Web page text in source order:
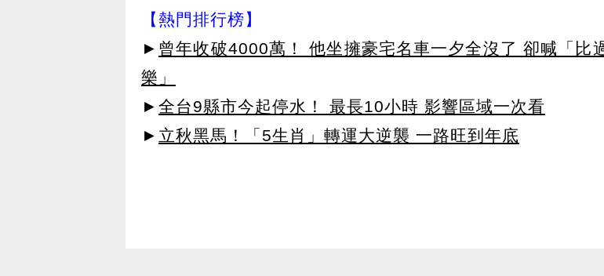
【熱門排行榜】
► 曾年收破4000萬！ 他坐擁豪宅名車一夕全沒了 卻喊「比
樂」
► 全台9縣市今起停水！ 最長10小時 影響區域一次看
► 立秋黑馬！「5生肖」轉運大逆襲 一路旺到年底